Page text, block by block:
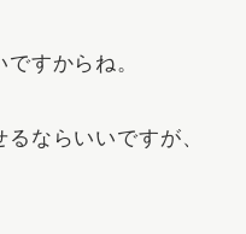
すからね。
ならいいですが、